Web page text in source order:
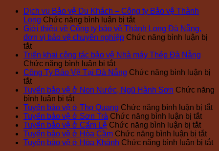
Dịch vụ Bảo vệ Du Khách – Công ty Bảo vệ Thành
Long Chức năng bình luận bị tắtở
Dịch
vụ
vệ
Khách
Công
Bảo
vệ
Thành
Long
Giới thiệu về Công ty bảo vệ Thành Long Đà Nẵng,
đơn vị bảo vệ chuyên nghiệp Chức năng bình luận bị
tắtở
Giới
thiệu
về
Công
ty
bảo
vệ
Thành
Long
Đà
Nẵng,
Triển khai công tác bảo vệ Nhà máy Thép Đà Nẵng
Chức năng bình luận bị tắtở
Triển
công
bảo
vệ
Nhà
máy
Thép
Công Ty Bảo Vệ Tại Đà Nẵng Chức năng bình luận bị
tắtở
Công
Ty
Bảo
Vệ
Tại
Đà
Nẵng
Tuyển bảo vệ ở Non Nước, Ngũ Hành Sơn Chức năng
bình luận bị tắtở
Tuyển
bảo
vệ
ở
Non
Tuyển bảo vệ ở Thọ Quang Chức năng bình luận bị tắtở
ở
Tuyển bảo vệ ở Sơn Trà Chức năng bình luận bị tắtở
bảo
vệ
Tuyển bảo vệ ở Cẩm Lệ Chức năng bình luận bị tắtở
bảo
Tuyển bảo vệ ở Hòa Cầm Chức năng bình luận bị tắtở
Tuyển bảo vệ ở Hòa Khánh Chức năng bình luận bị tắtở